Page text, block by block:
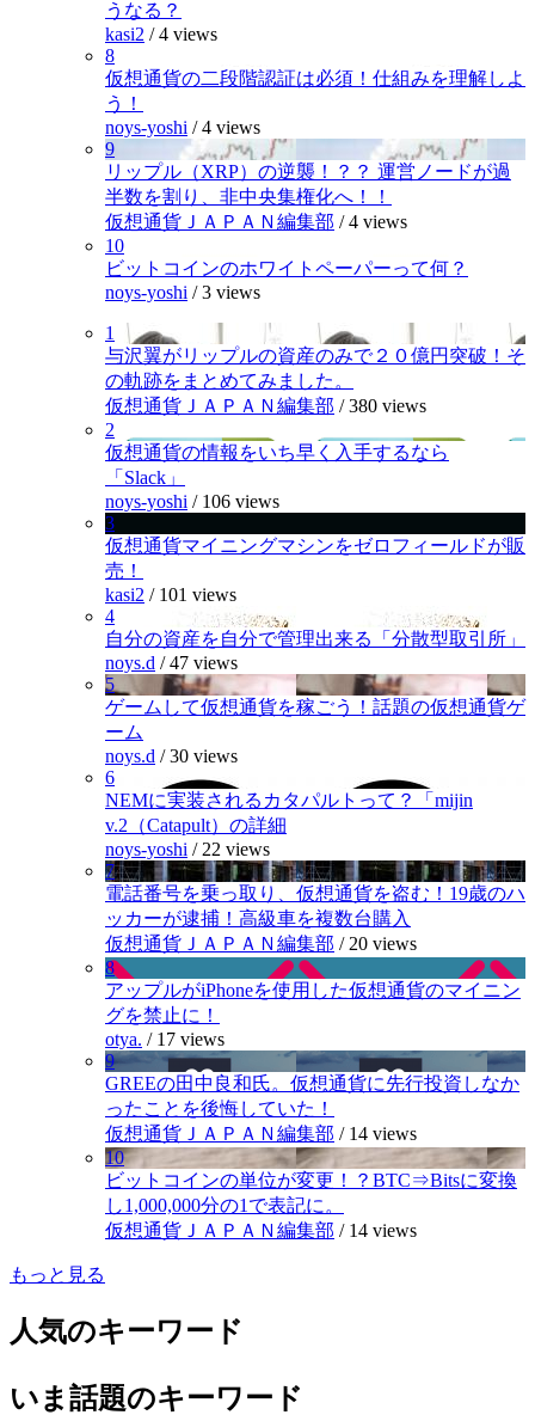
うなる？
kasi2 /4 views
8
仮想通貨の二段階認証は必須！仕組みを理解しよ
う！
noys-yoshi /4 views
9
リップル（XRP）の逆襲！？？ 運営ノードが過
半数を割り、非中央集権化へ！！
仮想通貨ＪＡＰＡＮ編集部 /4 views
10
ビットコインのホワイトペーパーって何？
noys-yoshi /3 views
1
与沢翼がリップルの資産のみで２０億円突破！そ
の軌跡をまとめてみました。
仮想通貨ＪＡＰＡＮ編集部 /380 views
2
仮想通貨の情報をいち早く入手するなら
「Slack」
noys-yoshi / 106 views
3
仮想通貨マイニングマシンをゼロフィールドが販
売！
kasi2 / 101 views
4
自分の資産を自分で管理出来る「分散型取引所」
noys.d /47 views
5
ゲームして仮想通貨を稼ごう！話題の仮想通貨ゲ
ーム
noys.d /30 views
6
NEMに実装されるカタパルトって？「mijin
v.2（Catapult）の詳細
noys-yoshi / 22 views
7
電話番号を乗っ取り、仮想通貨を盗む！19歳のハ
ッカーが逮捕！高級車を複数台購入
仮想通貨ＪＡＰＡＮ編集部 / 20 views
8
アップルがiPhoneを使用した仮想通貨のマイニン
グを禁止に！
otya. / 17 views
9
GREEの田中良和氏。仮想通貨に先行投資しなか
ったことを後悔していた！
仮想通貨ＪＡＰＡＮ編集部 / 14 views
10
ビットコインの単位が変更！？BTC⇒Bitsに変換
し1,000,000分の1で表記に。
仮想通貨ＪＡＰＡＮ編集部 / 14 views
もっと見る
人気のキーワード
いま話題のキーワード